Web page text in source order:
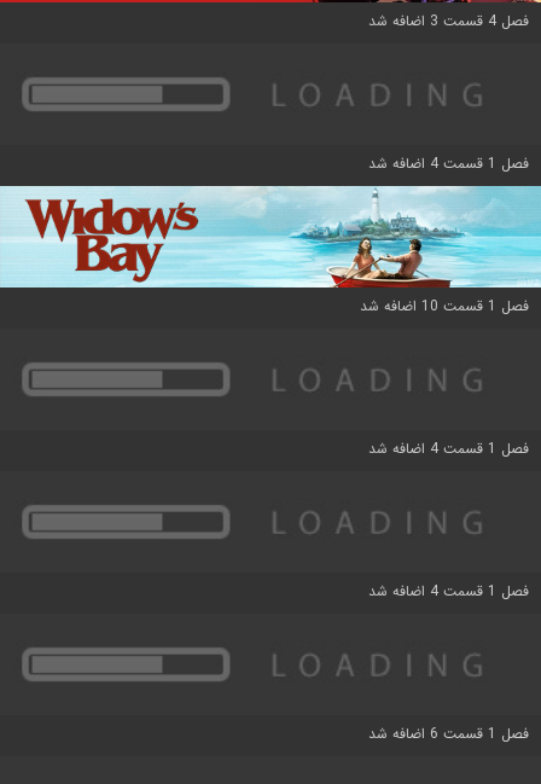
فصل 4 قسمت 3 اضافه شد
فصل 1 قسمت 4 اضافه شد
فصل 1 قسمت 10 اضافه شد
فصل 1 قسمت 4 اضافه شد
فصل 1 قسمت 4 اضافه شد
فصل 1 قسمت 6 اضافه شد